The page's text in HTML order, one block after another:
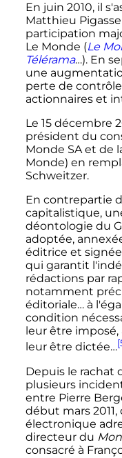
En juin 2010, il
Matthieu
participation
Le Monde (Le
Télérama…). En
une
perte de
actionnaires et
Le 15 décembre
président du
Monde SA et de
Monde) en
Schweitzer.
En contrepartie
capitalistique,
déontologie du
adoptée,
éditrice et
qui garantit
rédactions par
notamment
éditoriale… à
condition
leur être
leur être dictée…
Depuis le rachat
plusieurs
entre Pierre
début mars
électronique
directeur du
consacré à